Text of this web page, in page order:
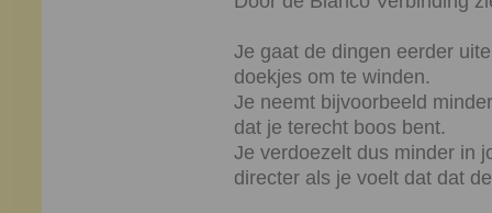
Je gaat de dingen eerder
doekjes om te winden.
Je neemt bijvoorbeeld
dat je terecht boos bent.
Je verdoezelt dus minder in
directer als je voelt dat dat